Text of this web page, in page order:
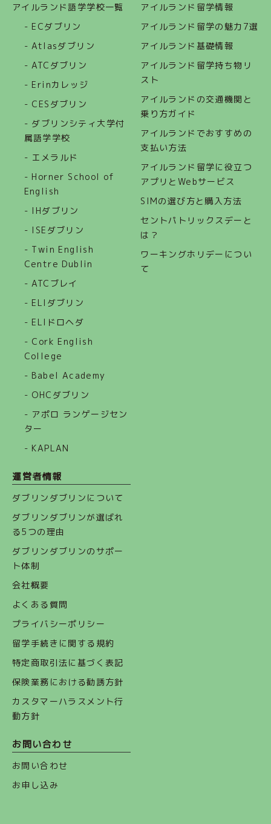
アイルランド語学学校一覧
- ECダブリン
- Atlasダブリン
- ATCダブリン
- Erinカレッジ
- CESダブリン
- ダブリンシティ大学付
属語学学校
- エメラルド
- Horner School of
English
- IHダブリン
- ISEダブリン
- Twin English
Centre Dublin
- ATCブレイ
- ELIダブリン
- ELIドロヘダ
- Cork English
College
- Babel Academy
- OHCダブリン
- アポロ ランゲージセン
ター
- KAPLAN
アイルランド留学情報
アイルランド留学の魅力7選
アイルランド基礎情報
アイルランド留学持ち物リ
スト
アイルランドの交通機関と
乗り方ガイド
アイルランドでおすすめの
支払い方法
アイルランド留学に役立つ
アプリとWebサービス
SIMの選び方と購入方法
セントパトリックスデーと
は？
ワーキングホリデーについ
て
運営者情報
ダブリンダブリンについて
ダブリンダブリンが選ばれ
る5つの理由
ダブリンダブリンのサポー
ト体制
会社概要
よくある質問
プライバシーポリシー
留学手続きに関する規約
特定商取引法に基づく表記
保険業務における勧誘方針
カスタマーハラスメント行
動方針
お問い合わせ
お問い合わせ
お申し込み